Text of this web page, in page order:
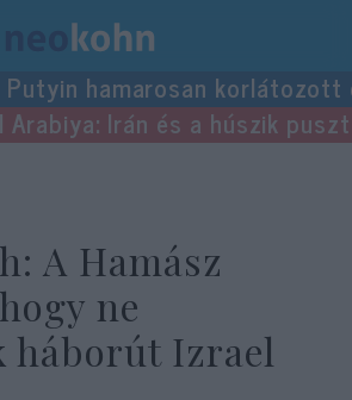
Putyin hamarosan
Arabiya: Irán és a húszik
A Hamász
ne
háborút Izrael